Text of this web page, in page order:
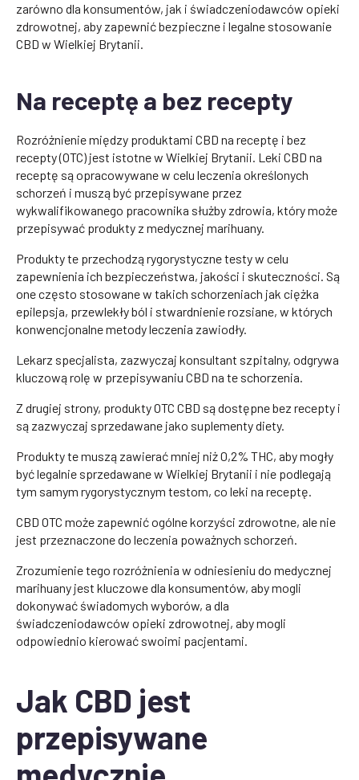
zarówno dla konsumentów, jak i świadczeniodawców opieki
zdrowotnej, aby zapewnić bezpieczne i legalne stosowanie
CBD w Wielkiej Brytanii.
Na receptę a bez recepty
Rozróżnienie między produktami CBD na receptę i bez
recepty (OTC) jest istotne w Wielkiej Brytanii. Leki CBD na
receptę są opracowywane w celu leczenia określonych
schorzeń i muszą być przepisywane przez
wykwalifikowanego pracownika służby zdrowia, który może
przepisywać produkty z medycznej marihuany.
Produkty te przechodzą rygorystyczne testy w celu
zapewnienia ich bezpieczeństwa, jakości i skuteczności. Są
one często stosowane w takich schorzeniach jak ciężka
epilepsja, przewlekły ból i stwardnienie rozsiane, w których
konwencjonalne metody leczenia zawiodły.
Lekarz specjalista, zazwyczaj konsultant szpitalny, odgrywa
kluczową rolę w przepisywaniu CBD na te schorzenia.
Z drugiej strony, produkty OTC CBD są dostępne bez recepty i
są zazwyczaj sprzedawane jako suplementy diety.
Produkty te muszą zawierać mniej niż 0,2% THC, aby mogły
być legalnie sprzedawane w Wielkiej Brytanii i nie podlegają
tym samym rygorystycznym testom, co leki na receptę.
CBD OTC może zapewnić ogólne korzyści zdrowotne, ale nie
jest przeznaczone do leczenia poważnych schorzeń.
Zrozumienie tego rozróżnienia w odniesieniu do medycznej
marihuany jest kluczowe dla konsumentów, aby mogli
dokonywać świadomych wyborów, a dla
świadczeniodawców opieki zdrowotnej, aby mogli
odpowiednio kierować swoimi pacjentami.
Jak CBD jest
przepisywane